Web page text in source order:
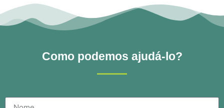
Como podemos ajudá-lo?